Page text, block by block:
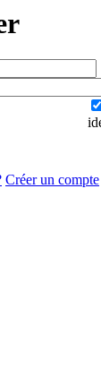
Créer un compte